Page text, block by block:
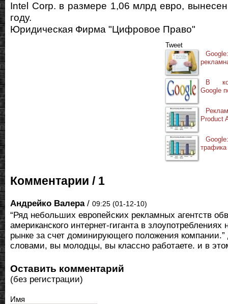
Intel Corp. в размере 1,06 млрд евро,
году.
Юридическая Фирма "Цифровое Право"
Tweet
В
Google
Product
трафика
Комментарии / 1
Андрейко Валера/ 09:25 (01-12-10)
“Ряд небольших европейских рекламных агентств
американского интернет-гиганта в злоупотреблениях
рынке за счет доминирующего положения
словами, вы молодцы, вы классно работаете. и в
Оставить комментарий
(без регистрации)
Имя